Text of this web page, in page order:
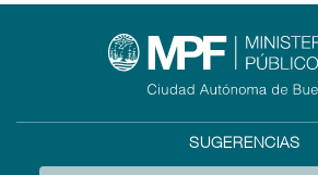
SUGERENCIAS